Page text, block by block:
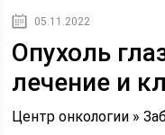
05.11.2022
Опухоль
лечение и
Центр онкологии »